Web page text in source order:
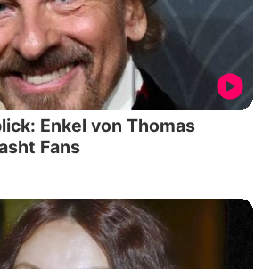
Enkel von Thomas
Fans